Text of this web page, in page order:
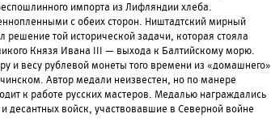
импорта из Лифляндии хлеба.
с обеих сторон. Ништадтский мирный
решение той исторической задачи, которая стояла
Князя Ивана III — выхода к Балтийскому морю.
и весу рублевой монеты того времени из «домашнего»
Автор медали неизвестен, но по манере
к работе русских мастеров. Медалью награждались
десантных войск, участвовавшие в Северной войне